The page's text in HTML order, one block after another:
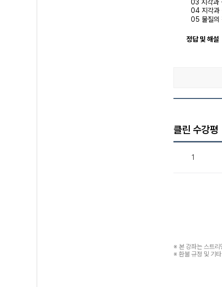
03 지각과
04 지각과
05 물질의
정답 및 해설
클린 수강평
1
※ 본 강좌는 스트리
※ 환불 규정 및 기